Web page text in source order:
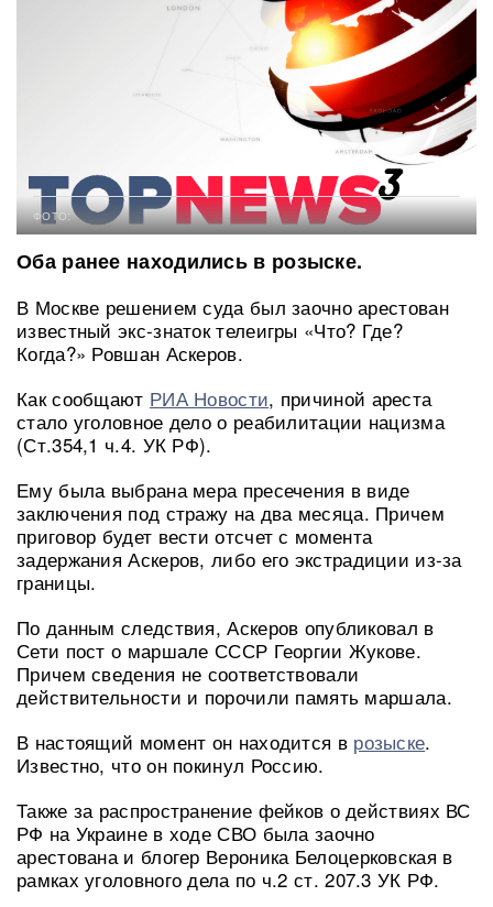
ФОТО:
Оба ранее находились в розыске.
В Москве решением суда был заочно арестован
известный экс-знаток телеигры «Что? Где?
Когда?» Ровшан Аскеров.
Как сообщают РИА Новости, причиной ареста
стало уголовное дело о реабилитации нацизма
(Ст.354,1 ч.4. УК РФ).
Ему была выбрана мера пресечения в виде
заключения под стражу на два месяца. Причем
приговор будет вести отсчет с момента
задержания Аскеров, либо его экстрадиции из-за
границы.
По данным следствия, Аскеров опубликовал в
Сети пост о маршале СССР Георгии Жукове.
Причем сведения не соответствовали
действительности и порочили память маршала.
В настоящий момент он находится в розыске.
Известно, что он покинул Россию.
Также за распространение фейков о действиях ВС
РФ на Украине в ходе СВО была заочно
арестована и блогер Вероника Белоцерковская в
рамках уголовного дела по ч.2 ст. 207.3 УК РФ.